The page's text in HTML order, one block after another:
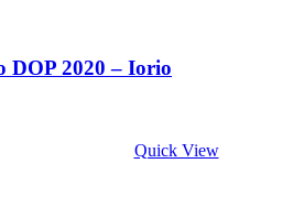
DOP 2020 – Iorio
Quick View